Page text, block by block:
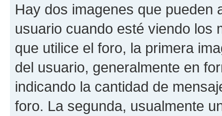
Hay dos imagenes que pueden
usuario cuando esté viendo los
que utilice el foro, la primera
del usuario, generalmente en
indicando la cantidad de
foro. La segunda, usualmente